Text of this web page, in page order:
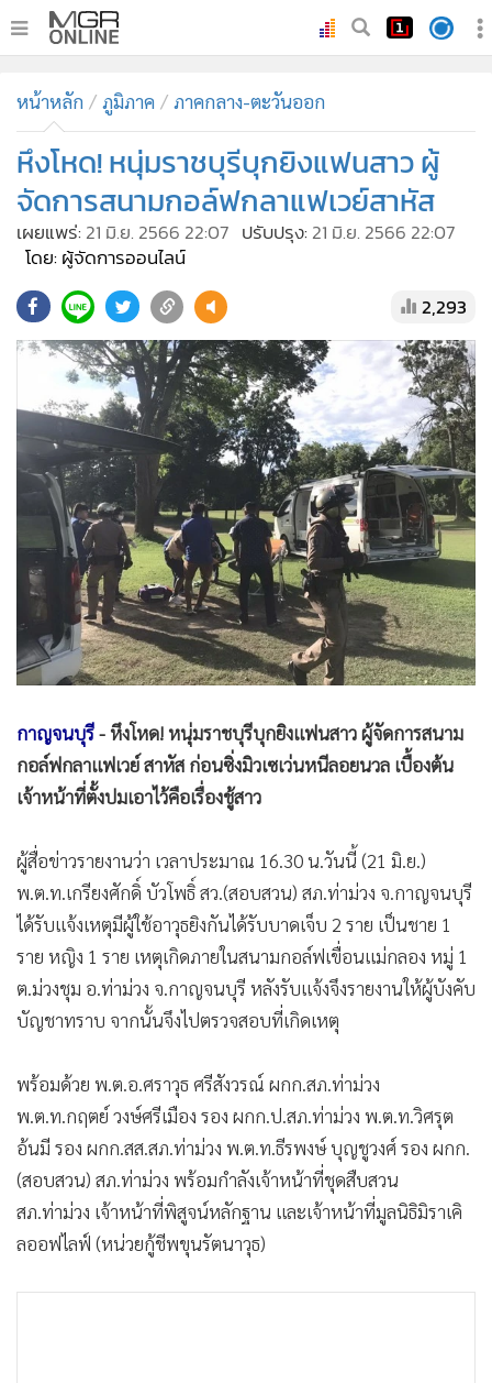
ทันเหตุการณ์
• ภาคใต้
• ภูมิภาค
Online Section
บันเทิง
• ผู้จัดการรายวัน
• คอลัมนิสต์
• ละคร
CbizReview
Cyber BIZ
• ผู้จัดกวน
Good health & Well-being
Green Innovation & SD
Management & HR
MGR Live
•
Infographic
• การเมือง
• กีฬา
• ต่างประเทศ
• Special Scoop
• จีน
• ชุมชน-คุณภาพชีวิต
• อาชญากรรม
• Motoring
•
วิทยาศาสตร์
SMEs
• หุ้น
• อินโดจีน
• กองทุนรวม
• Celeb Online
• Factcheck
หน้าหลัก ภูมิภาค ภาคกลาง-ตะวันออก
หึงโหด! หนุ่มราชบุรีบุกยิงแฟนสาว ผู้
จัดการสนามกอล์ฟกลาแฟเวย์สาหัส
เผยแพร่: 21 มิ.ย. 2566 22:07 ปรับปรุง: 21 มิ.ย. 2566 22:07
โดย: ผู้จัดการออนไลน์
2,293
กาญจนบุรี- หึงโหด! หนุ่มราชบุรีบุกยิงแฟนสาว ผู้จัดการสนาม
กอล์ฟกลาแฟเวย์ สาหัส ก่อนซิ่งมิวเซเว่นหนีลอยนวล เบื้องต้น
เจ้าหน้าที่ตั้งปมเอาไว้คือเรื่องชู้สาว
ผู้สื่อข่าวรายงานว่า เวลาประมาณ 16.30 น.วันนี้ (21 มิ.ย.)
พ.ต.ท.เกรียงศักดิ์ บัวโพธิ์ สว.(สอบสวน) สภ.ท่าม่วง จ.กาญจนบุรี
ได้รับแจ้งเหตุมีผู้ใช้อาวุธยิงกันได้รับบาดเจ็บ 2 ราย เป็นชาย 1
ราย หญิง 1 ราย เหตุเกิดภายในสนามกอล์ฟเขื่อนแม่กลอง หมู่ 1
ต.ม่วงชุม อ.ท่าม่วง จ.กาญจนบุรี หลังรับแจ้งจึงรายงานให้ผู้บังคับ
บัญชาทราบ จากนั้นจึงไปตรวจสอบที่เกิดเหตุ
พร้อมด้วย พ.ต.อ.ศราวุธ ศรีสังวรณ์ ผกก.สภ.ท่าม่วง
พ.ต.ท.กฤตย์ วงษ์ศรีเมือง รอง ผกก.ป.สภ.ท่าม่วง พ.ต.ท.วิศรุต
อ้นมี รอง ผกก.สส.สภ.ท่าม่วง พ.ต.ท.ธีรพงษ์ บุญชูวงศ์ รอง ผกก.
(สอบสวน) สภ.ท่าม่วง พร้อมกำลังเจ้าหน้าที่ชุดสืบสวน
สภ.ท่าม่วง เจ้าหน้าที่พิสูจน์หลักฐาน และเจ้าหน้าที่มูลนิธิมิราเคิ
ลออฟไลฟ์ (หน่วยกู้ชีพขุนรัตนาวุธ)